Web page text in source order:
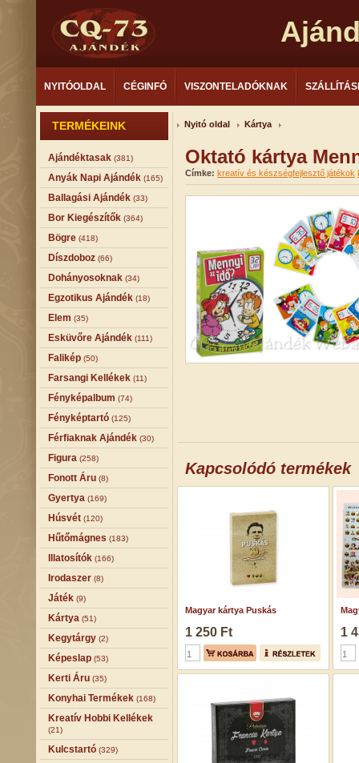
NYITÓOLDAL CÉGINFÓ VISZONTELADÓKNAK
TERMÉKEINK
Ajándéktasak (381)
Anyák Napi Ajándék (165)
Ballagási Ajándék (33)
Bor Kiegészítők (364)
Bögre (418)
Díszdoboz (66)
Dohányosoknak (34)
Egzotikus Ajándék (18)
Elem (35)
Esküvőre Ajándék (111)
Falikép (50)
Farsangi Kellékek (11)
Fényképalbum (74)
Fényképtartó (125)
Férfiaknak Ajándék (30)
Figura (258)
Fonott Áru (8)
Gyertya (169)
Húsvét (120)
Hűtőmágnes (183)
Illatosítók (166)
Irodaszer (8)
Játék (9)
Kártya (51)
Kegytárgy (2)
Képeslap (53)
Kerti Áru (35)
Konyhai Termékek (168)
Kreatív Hobbi Kellékek
(21)
Kulcstartó (329)
Nyitó oldal Kártya
Oktató kártya
Címke: kreatív és készségfejlesztő játékok
Kapcsolódó termékek
Magyar kártya Puskás
1 250 Ft 1